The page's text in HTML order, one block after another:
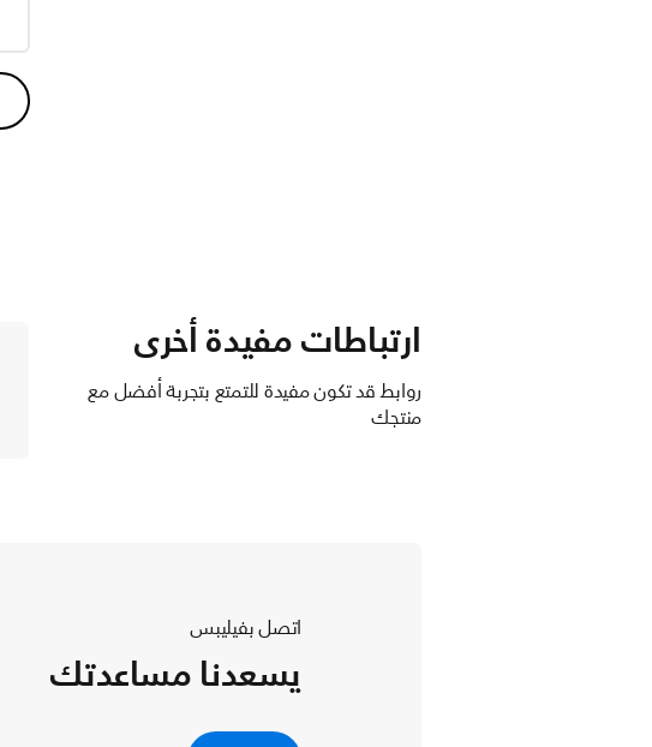
ارتباطات مفيدة أخرى
روابط قد تكون مفيدة للتمتع بتجربة أفضل مع
منتجك
اتصل بفيليبس
يسعدنا مساعدتك